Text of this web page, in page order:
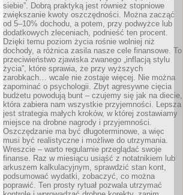
siebie”. Dobrą praktyką jest również stopniowe
zwiększanie kwoty oszczędności. Można zacząć
od 5–10% dochodu, a potem, przy podwyżce lub
dodatkowych zleceniach, podnieść ten procent.
Dzięki temu poziom życia rośnie wolniej niż
dochody, a różnica zasila nasze cele finansowe. To
przeciwieństwo zjawiska zwanego „inflacją stylu
życia”, które sprawia, że przy wyższych
zarobkach… wcale nie zostaje więcej. Nie można
zapominać o psychologii. Zbyt agresywne cięcia
budżetu powodują bunt – czujemy się jak na diecie,
która zabiera nam wszystkie przyjemności. Lepsza
jest strategia małych kroków, w której zostawiamy
miejsce na drobne nagrody i przyjemności.
Oszczędzanie ma być długoterminowe, a więc
musi być realistyczne i możliwe do utrzymania.
Wreszcie – warto regularnie przeglądać swoje
finanse. Raz w miesiącu usiąść z notatnikiem lub
arkuszem kalkulacyjnym, sprawdzić stan kont,
podsumować wydatki, zobaczyć, co można
poprawić. Ten prosty rytuał pozwala utrzymać